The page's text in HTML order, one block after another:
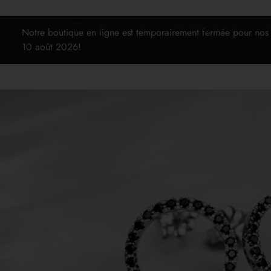
Home Shop Wedding bands
Notre boutique en ligne est temporairement fermée pour
10 août 2026!